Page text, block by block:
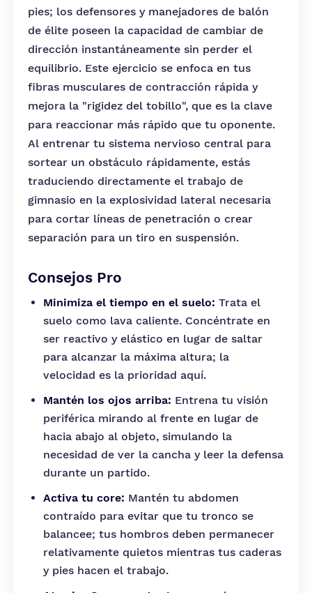
pies; los defensores y manejadores de balón
de élite poseen la capacidad de cambiar de
dirección instantáneamente sin perder el
equilibrio. Este ejercicio se enfoca en tus
fibras musculares de contracción rápida y
mejora la "rigidez del tobillo", que es la clave
para reaccionar más rápido que tu oponente.
Al entrenar tu sistema nervioso central para
sortear un obstáculo rápidamente, estás
traduciendo directamente el trabajo de
gimnasio en la explosividad lateral necesaria
para cortar líneas de penetración o crear
separación para un tiro en suspensión.
Consejos Pro
Minimiza el tiempo en el suelo: Trata el
suelo como lava caliente. Concéntrate en
ser reactivo y elástico en lugar de saltar
para alcanzar la máxima altura; la
velocidad es la prioridad aquí.
Mantén los ojos arriba: Entrena tu visión
periférica mirando al frente en lugar de
hacia abajo al objeto, simulando la
necesidad de ver la cancha y leer la defensa
durante un partido.
Activa tu core: Mantén tu abdomen
contraído para evitar que tu tronco se
balancee; tus hombros deben permanecer
relativamente quietos mientras tus caderas
y pies hacen el trabajo.